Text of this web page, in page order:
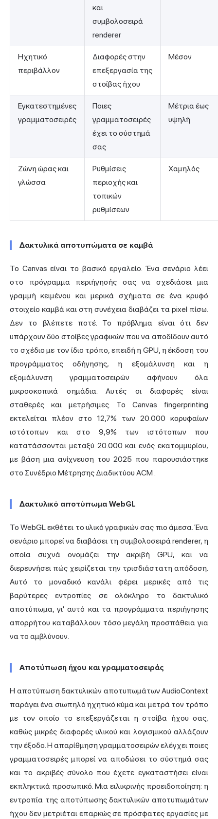
και
συμβολοσειρά
renderer
Ηχητικό
περιβάλλον
Διαφορές στην
επεξεργασία της
στοίβας ήχου
Μέσον
Εγκατεστημένες
γραμματοσειρές
Ποιες
γραμματοσειρές
έχει το σύστημά
σας
Μέτρια έως
υψηλή
Ζώνη ώρας και
γλώσσα
Ρυθμίσεις
περιοχής και
τοπικών
ρυθμίσεων
Χαμηλός
Δακτυλικά αποτυπώματα σε καμβά
Το Canvas είναι το βασικό εργαλείο. Ένα σενάριο λέει
στο πρόγραμμα περιήγησής σας να σχεδιάσει μια
γραμμή κειμένου και μερικά σχήματα σε ένα κρυφό
στοιχείο καμβά και στη συνέχεια διαβάζει τα pixel πίσω.
Δεν το βλέπετε ποτέ. Το πρόβλημα είναι ότι δεν
υπάρχουν δύο στοίβες γραφικών που να αποδίδουν αυτό
το σχέδιο με τον ίδιο τρόπο, επειδή η GPU, η έκδοση του
προγράμματος οδήγησης, η εξομάλυνση και η
εξομάλυνση γραμματοσειρών αφήνουν όλα
μικροσκοπικά σημάδια. Αυτές οι διαφορές είναι
σταθερές και μετρήσιμες. Το Canvas fingerprinting
εκτελείται πλέον στο 12,7% των 20.000 κορυφαίων
ιστότοπων και στο 9,9% των ιστότοπων που
κατατάσσονται μεταξύ 20.000 και ενός εκατομμυρίου,
με βάση μια ανίχνευση του 2025 που παρουσιάστηκε
στο Συνέδριο Μέτρησης Διαδικτύου ACM .
Δακτυλικό αποτύπωμα WebGL
Το WebGL εκθέτει το υλικό γραφικών σας πιο άμεσα. Ένα
σενάριο μπορεί να διαβάσει τη συμβολοσειρά renderer, η
οποία συχνά ονομάζει την ακριβή GPU, και να
διερευνήσει πώς χειρίζεται την τρισδιάστατη απόδοση.
Αυτό το μοναδικό κανάλι φέρει μερικές από τις
βαρύτερες εντροπίες σε ολόκληρο το δακτυλικό
αποτύπωμα, γι' αυτό και τα προγράμματα περιήγησης
απορρήτου καταβάλλουν τόσο μεγάλη προσπάθεια για
να το αμβλύνουν.
Αποτύπωση ήχου και γραμματοσειράς
Η αποτύπωση δακτυλικών αποτυπωμάτων AudioContext
παράγει ένα σιωπηλό ηχητικό κύμα και μετρά τον τρόπο
με τον οποίο το επεξεργάζεται η στοίβα ήχου σας,
καθώς μικρές διαφορές υλικού και λογισμικού αλλάζουν
την έξοδο. Η απαρίθμηση γραμματοσειρών ελέγχει ποιες
γραμματοσειρές μπορεί να αποδώσει το σύστημά σας
και το ακριβές σύνολο που έχετε εγκαταστήσει είναι
εκπληκτικά προσωπικό. Μια ειλικρινής προειδοποίηση: η
εντροπία της αποτύπωσης δακτυλικών αποτυπωμάτων
ήχου δεν μετριέται επαρκώς σε πρόσφατες εργασίες με